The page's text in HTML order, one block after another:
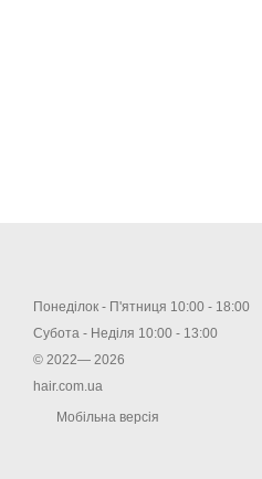
Понеділок - П'ятниця 10:00 - 18:00
Субота - Неділя 10:00 - 13:00
© 2022— 2026
hair.com.ua
Мобільна версія